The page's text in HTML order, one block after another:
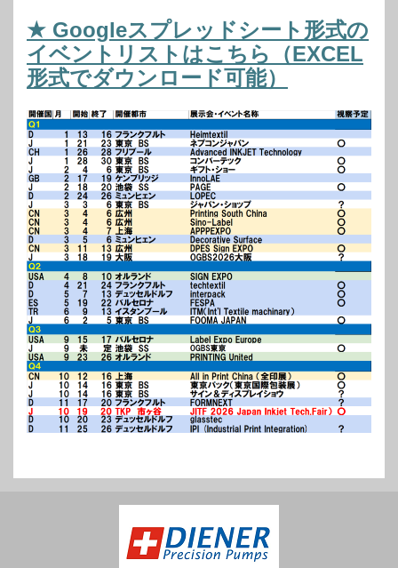
★ Googleスプレッドシート形式の
イベントリストはこちら（EXCEL
形式でダウンロード可能）